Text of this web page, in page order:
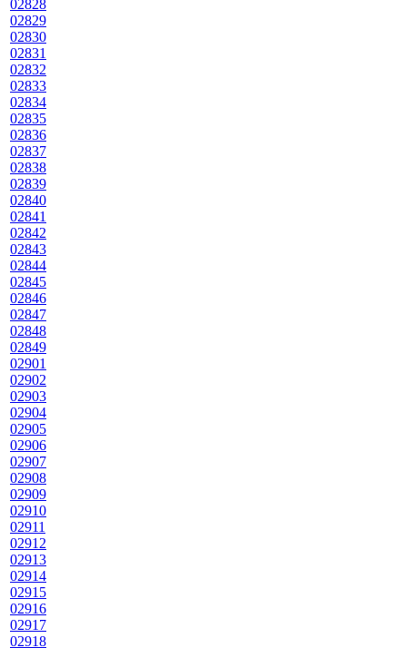
02828
02829
02830
02831
02832
02833
02834
02835
02836
02837
02838
02839
02840
02841
02842
02843
02844
02845
02846
02847
02848
02849
02901
02902
02903
02904
02905
02906
02907
02908
02909
02910
02911
02912
02913
02914
02915
02916
02917
02918